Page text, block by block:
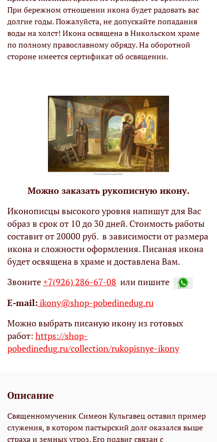
При бережном отношении икона будет радовать вас
долгие годы. Пожалуйста, не допускайте попадания
воды на холст! Икона освящена в Никольском храме
по полному православному обряду. На оборотной
стороне имеется сертификат об освящении.
Можно заказать рукописную икону.
Иконописцы высокого уровня напишут для Вас
образ в срок от 10 до 30 дней. Стоимость работы
составит от 20000 руб. в зависимости от размера
икона и сложности оформления. Писаная икона
будет освящена в храме и доставлена Вам.
Звоните+7(926) 286-67-08 или пишите
Е-mail: ikony@shop-pobedinedug.ru
Можно выбрать писаную икону из готовых
работ: https://shop-
pobedinedug.ru/collection/rukopisnye-ikony
Описание
Священномученик Симеон Кульгавец оставил пример
служения, в котором пастырский долг оказался выше
страха и земных угроз. Его подвиг связан с